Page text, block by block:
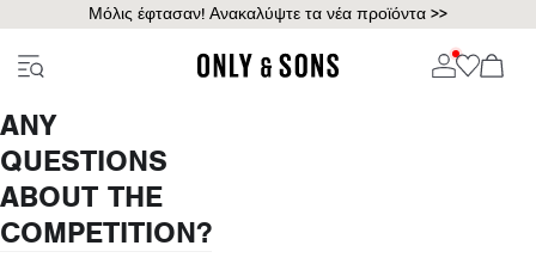
Μόλις έφτασαν! Ανακαλύψτε τα νέα προϊόντα >>
ANY
QUESTIONS
ABOUT THE
COMPETITION?